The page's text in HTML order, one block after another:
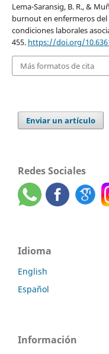
Lema-Saransig, B. R., &
burnout en enfermeros del
condiciones laborales
455. https://doi.org/
Más formatos de cita
Enviar un artículo
Redes Sociales
Idioma
English
Español
Información